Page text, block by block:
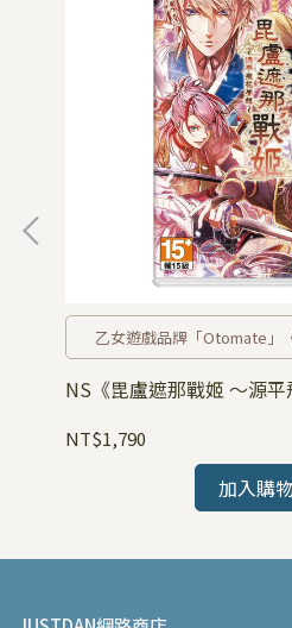
乙女遊戲品牌「Otomate」
NS《毘盧遮那戰姬 ～源
NT$1,790
加入購